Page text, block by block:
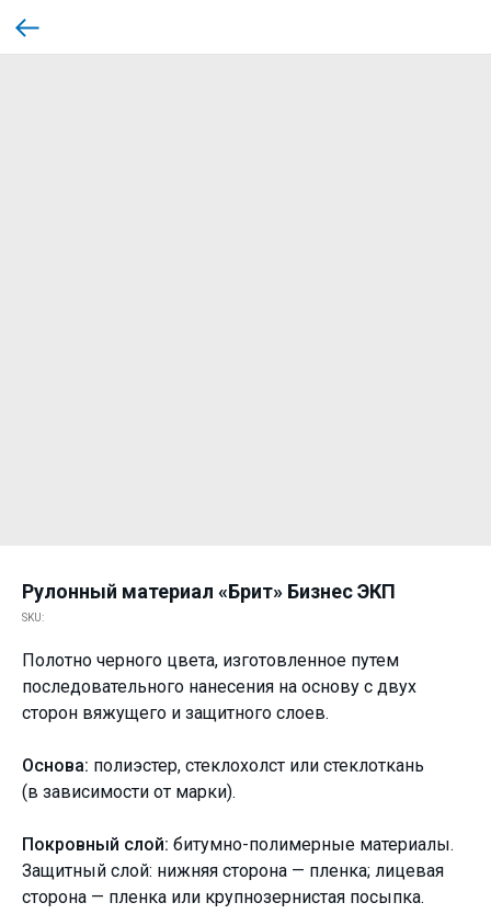
Рулонный материал «Брит» Бизнес ЭКП
SKU:
Полотно черного цвета, изготовленное путем
последовательного нанесения на основу с двух
сторон вяжущего и защитного слоев.
Основа: полиэстер, стеклохолст или стеклоткань
(в зависимости от марки).
Покровный слой: битумно-полимерные материалы.
Защитный слой: нижняя сторона — пленка; лицевая
сторона — пленка или крупнозернистая посыпка.